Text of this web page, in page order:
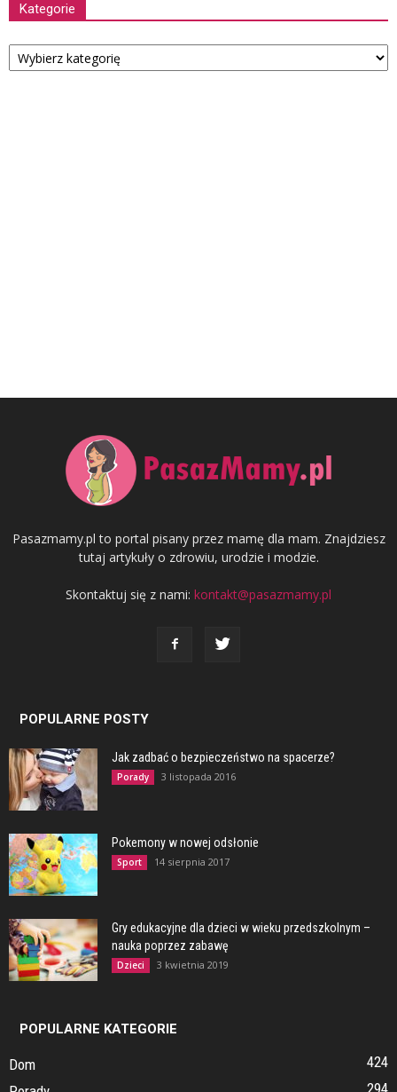
Kategorie
Kategorie
Pasazmamy.pl to portal pisany przez mamę dla mam. Znajdziesz
tutaj artykuły o zdrowiu, urodzie i modzie.
Skontaktuj się z nami: kontakt@pasazmamy.pl
POPULARNE POSTY
Jak zadbać o bezpieczeństwo na spacerze?
Porady 3 listopada 2016
Pokemony w nowej odsłonie
Sport 14 sierpnia 2017
Gry edukacyjne dla dzieci w wieku przedszkolnym –
nauka poprzez zabawę
Dzieci 3 kwietnia 2019
POPULARNE KATEGORIE
Dom
424